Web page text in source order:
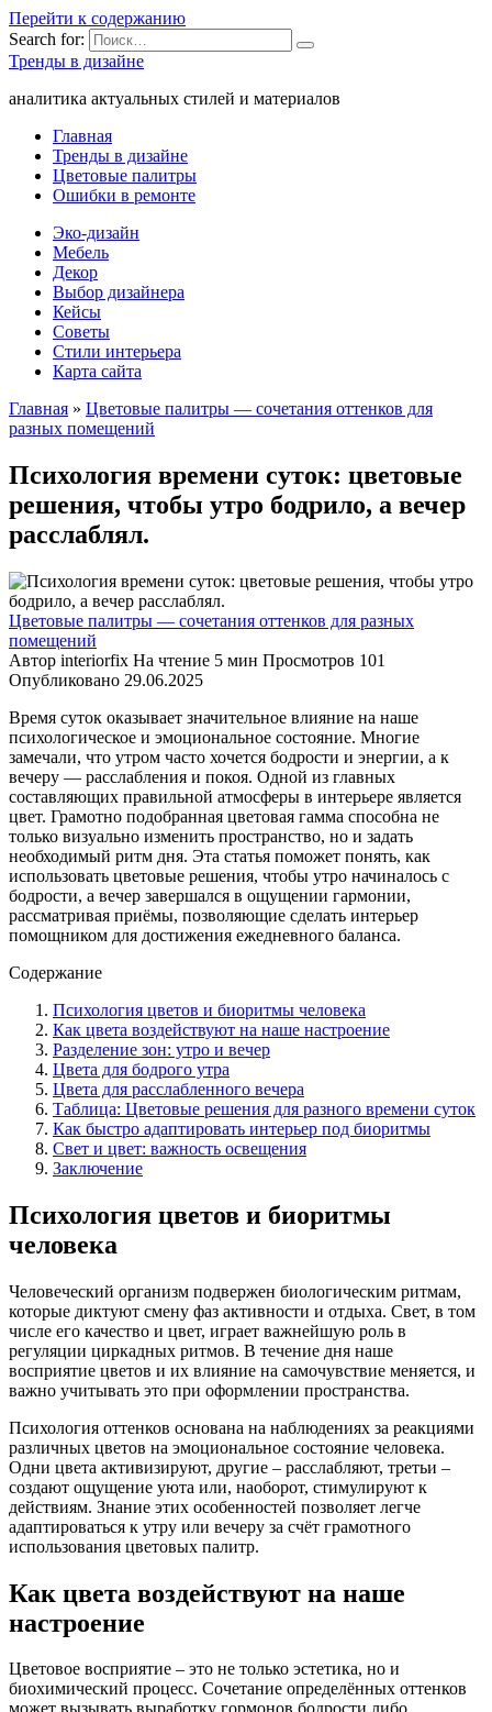
Перейти к содержанию
Search for:
Тренды в дизайне
аналитика актуальных стилей и материалов
Главная
Тренды в дизайне
Цветовые палитры
Ошибки в ремонте
Эко-дизайн
Мебель
Декор
Выбор дизайнера
Кейсы
Советы
Стили интерьера
Карта сайта
Главная » Цветовые палитры — сочетания оттенков для
разных помещений
Психология времени суток: цветовые
решения, чтобы утро бодрило, а вечер
расслаблял.
Цветовые палитры — сочетания оттенков для разных
помещений
Автор interiorfix На чтение 5 мин Просмотров 101
Опубликовано 29.06.2025
Время суток оказывает значительное влияние на наше
психологическое и эмоциональное состояние. Многие
замечали, что утром часто хочется бодрости и энергии, а к
вечеру — расслабления и покоя. Одной из главных
составляющих правильной атмосферы в интерьере является
цвет. Грамотно подобранная цветовая гамма способна не
только визуально изменить пространство, но и задать
необходимый ритм дня. Эта статья поможет понять, как
использовать цветовые решения, чтобы утро начиналось с
бодрости, а вечер завершался в ощущении гармонии,
рассматривая приёмы, позволяющие сделать интерьер
помощником для достижения ежедневного баланса.
Содержание
Психология цветов и биоритмы человека
Как цвета воздействуют на наше настроение
Разделение зон: утро и вечер
Цвета для бодрого утра
Цвета для расслабленного вечера
Таблица: Цветовые решения для разного времени суток
Как быстро адаптировать интерьер под биоритмы
Свет и цвет: важность освещения
Заключение
Психология цветов и биоритмы
человека
Человеческий организм подвержен биологическим ритмам,
которые диктуют смену фаз активности и отдыха. Свет, в том
числе его качество и цвет, играет важнейшую роль в
регуляции циркадных ритмов. В течение дня наше
восприятие цветов и их влияние на самочувствие меняется, и
важно учитывать это при оформлении пространства.
Психология оттенков основана на наблюдениях за реакциями
различных цветов на эмоциональное состояние человека.
Одни цвета активизируют, другие – расслабляют, третьи –
создают ощущение уюта или, наоборот, стимулируют к
действиям. Знание этих особенностей позволяет легче
адаптироваться к утру или вечеру за счёт грамотного
использования цветовых палитр.
Как цвета воздействуют на наше
настроение
Цветовое восприятие – это не только эстетика, но и
биохимический процесс. Сочетание определённых оттенков